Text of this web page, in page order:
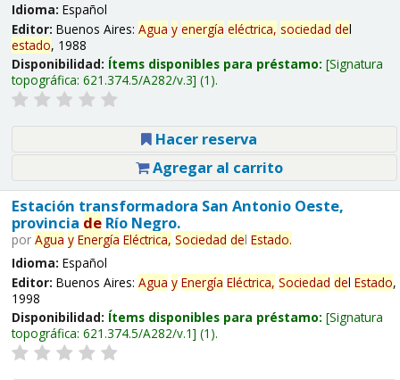
Idioma: Español
Editor: Buenos Aires: Agua y energía eléctrica, sociedad del
estado, 1988
Disponibilidad: Ítems disponibles para préstamo: Signatura
topográfica: 621.374.5/A282/v.3 (1).
Hacer reserva
Agregar al carrito
Estación transformadora San Antonio Oeste,
provincia deRío Negro.
por Agua y Energía Eléctrica, Sociedad del Estado.
Idioma: Español
Editor: Buenos Aires: Agua y Energía Eléctrica, Sociedad del Estado,
1998
Disponibilidad: Ítems disponibles para préstamo: Signatura
topográfica: 621.374.5/A282/v.1 (1).